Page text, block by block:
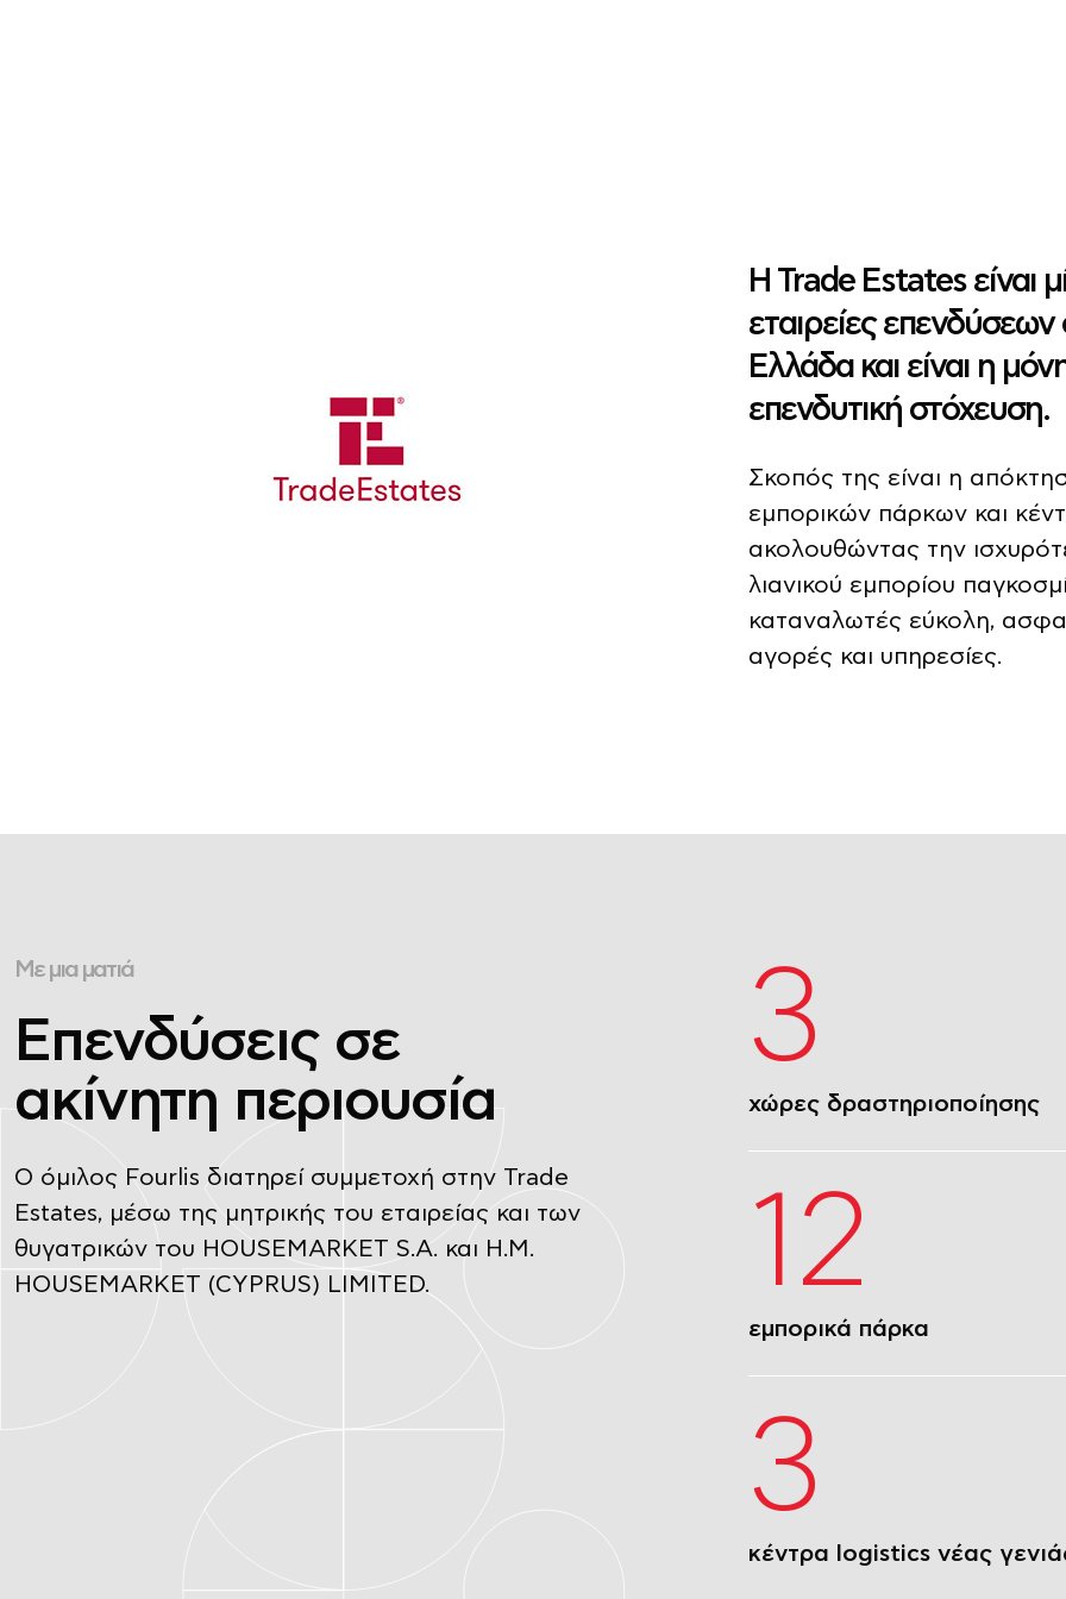
Η Trade Estates είναι
εταιρείες επενδύσεων
Ελλάδα και είναι η
επενδυτική στόχευση.
Σκοπός της είναι η
εμπορικών πάρκων και
ακολουθώντας την
λιανικού εμπορίου
καταναλωτές εύκολη,
αγορές και υπηρεσίες.
Με μια ματιά
Επενδύσεις σε
ακίνητη περιουσία
Ο όμιλος Fourlis διατηρεί συμμετοχή στην Trade
Estates, μέσω της μητρικής του εταιρείας και των
θυγατρικών του HOUSEMARKET S.A. και H.M.
HOUSEMARKET (CYPRUS) LIMITED.
3
12
εμπορικά πάρκα
3
κέντρα logistics νέας
15
ακίνητα